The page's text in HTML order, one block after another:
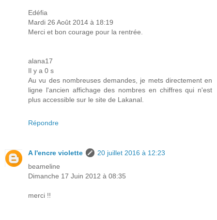
Edéfia
Mardi 26 Août 2014 à 18:19
Merci et bon courage pour la rentrée.
alana17
Il y a 0 s
Au vu des nombreuses demandes, je mets directement en
ligne l'ancien affichage des nombres en chiffres qui n'est
plus accessible sur le site de Lakanal.
Répondre
A l'encre violette
20 juillet 2016 à 12:23
beameline
Dimanche 17 Juin 2012 à 08:35
merci !!